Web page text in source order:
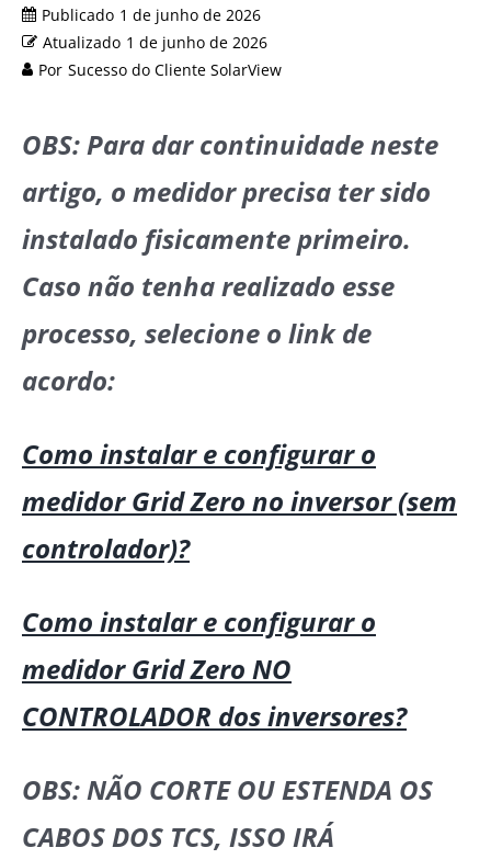
Publicado 1 de junho de 2026
Atualizado 1 de junho de 2026
Por Sucesso do Cliente SolarView
OBS: Para dar continuidade neste
artigo, o medidor precisa ter sido
instalado fisicamente primeiro.
Caso não tenha realizado esse
processo, selecione o link de
acordo:
Como instalar e configurar o
medidor Grid Zero no inversor (sem
controlador)?
Como instalar e configurar o
medidor Grid Zero NO
CONTROLADOR dos inversores?
OBS: NÃO CORTE OU ESTENDA OS
CABOS DOS TCS, ISSO IRÁ